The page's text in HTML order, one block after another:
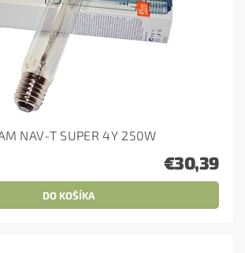
NAV-T SUPER 4Y 250W
€30,39